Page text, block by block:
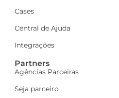
Cases
Central de Ajuda
Integrações
Partners
Agências Parceiras
Seja parceiro